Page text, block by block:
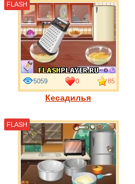
Кесадилья
5059 0 85
FLASH
FLASH